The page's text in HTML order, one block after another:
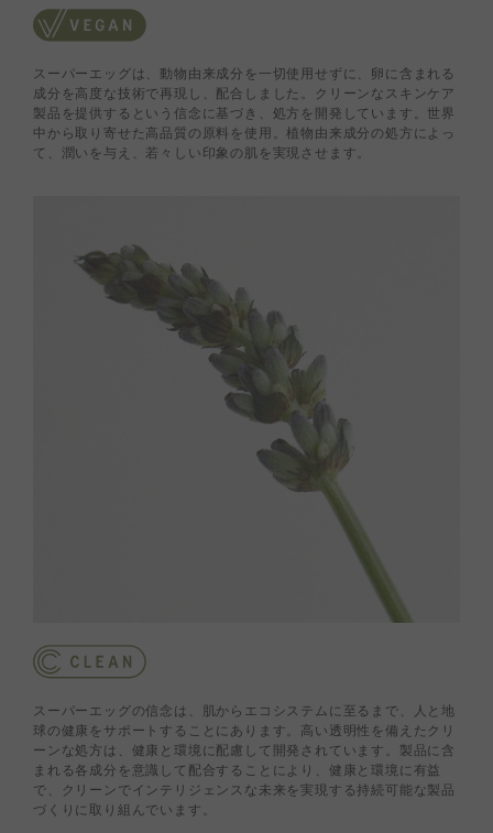
スーパーエッグは、動物由来成分を一切使用せずに、卵に含まれる
成分を高度な技術で再現し、配合しました。クリーンなスキンケア
製品を提供するという信念に基づき、処方を開発しています。世界
中から取り寄せた高品質の原料を使用。植物由来成分の処方によっ
て、潤いを与え、若々しい印象の肌を実現させます。
スーパーエッグの信念は、肌からエコシステムに至るまで、人と地
球の健康をサポートすることにあります。高い透明性を備えたクリ
ーンな処方は、健康と環境に配慮して開発されています。製品に含
まれる各成分を意識して配合することにより、健康と環境に有益
で、クリーンでインテリジェンスな未来を実現する持続可能な製品
づくりに取り組んでいます。